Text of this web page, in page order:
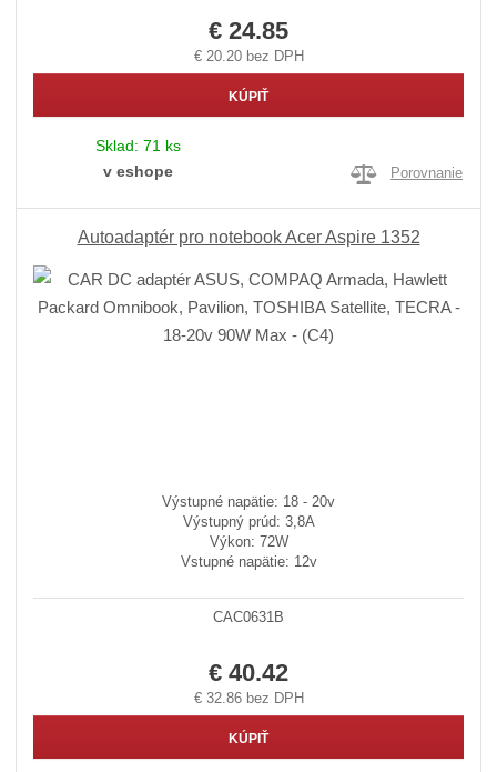
€ 24.85
€ 20.20 bez DPH
KÚPIŤ
Sklad: 71 ks
v eshope
Porovnanie
Autoadaptér pro notebook Acer Aspire 1352
Výstupné napätie: 18 - 20v
Výstupný prúd: 3,8A
Výkon: 72W
Vstupné napätie: 12v
CAC0631B
€ 40.42
€ 32.86 bez DPH
KÚPIŤ